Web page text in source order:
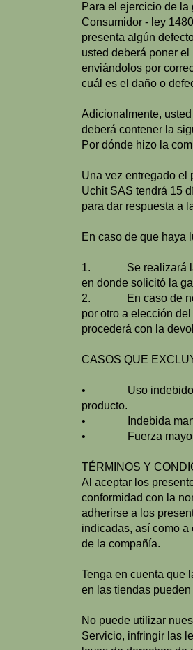
Para el ejercicio de la
Consumidor - ley
presenta algún
usted deberá poner
enviándolos por
cuál es el daño o
Adicionalmente,
deberá contener la
Por dónde hizo la
Una vez entregado el
Uchit SAS tendrá 15
para dar respuesta a
En caso de que haya
1. Se realizará la
en donde solicitó la
2. En caso de no
por otro a elección
procederá con la
CASOS QUE
• Uso indebido y/o
producto.
• Indebida
• Fuerza mayor o
TÉRMINOS Y
Al aceptar los
conformidad con la
adherirse a los
indicadas, así como
de la compañía.
Tenga en cuenta que
en las tiendas
No puede utilizar
Servicio, infringir las